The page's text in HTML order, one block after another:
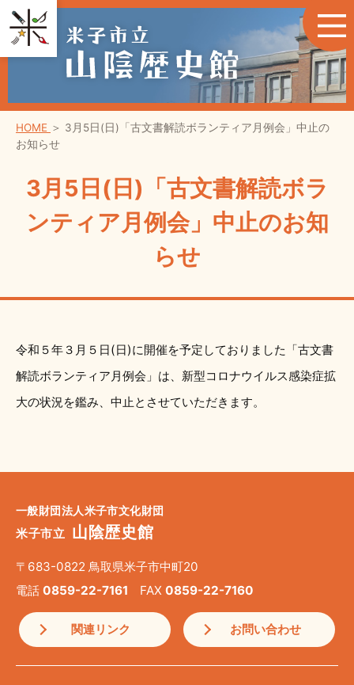
HOME ＞ 3月5日(日)「古文書解読ボランティア月例会」中止の
お知らせ
3月5日(日)「古文書解読ボラ
ンティア月例会」中止のお知
らせ
令和５年３月５日(日)に開催を予定しておりました「古文書
解読ボランティア月例会」は、新型コロナウイルス感染症拡
大の状況を鑑み、中止とさせていただきます。
一般財団法人米子市文化財団
米子市立 山陰歴史館
〒683-0822 鳥取県米子市中町20
電話 0859-22-7161 FAX 0859-22-7160
関連リンク お問い合わせ